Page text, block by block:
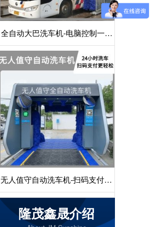
全自动大巴洗车机-电脑控制一键
启动清洗[隆茂鑫晟]
无人值守自动洗车机-扫码支付24
小时不停机洗车[隆茂鑫晟]
隆茂鑫晟介绍